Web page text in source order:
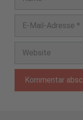
Mail-
Adresse